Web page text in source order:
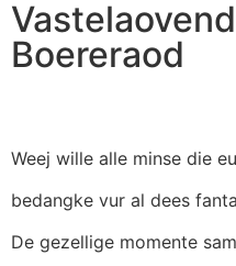
Boereraod
Weej wille alle minse die
bedangke vur al dees
De gezellige momente